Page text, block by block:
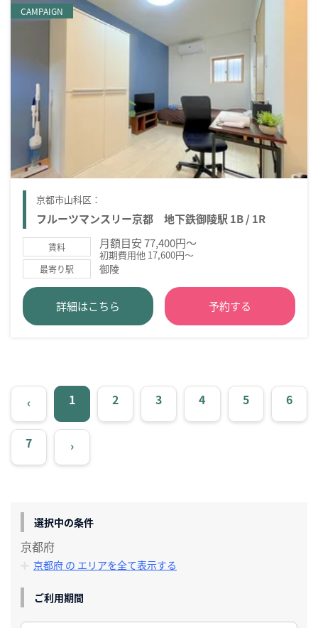
CAMPAIGN
京都市山科区：
フルーツマンスリー京都 地下鉄御陵駅 1B / 1R
賃料 月額目安 77,400円～
初期費用他 17,600円～
最寄り駅 御陵
詳細はこちら 予約する
‹ 1 2 3 4 5 6
7 ›
選択中の条件
京都府
京都府 の エリアを全て表示する
ご利用期間